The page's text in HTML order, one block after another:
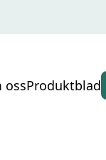
ossProduktblad